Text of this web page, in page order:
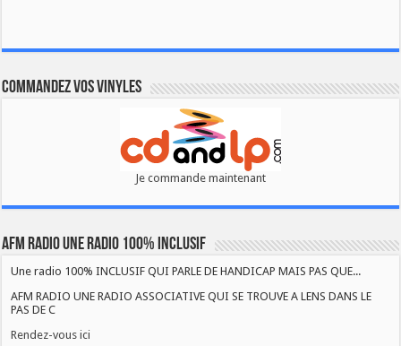
Commandez vos vinyles
Je commande maintenant
AFM RADIO UNE RADIO 100% INCLUSIF
Une radio 100% INCLUSIF QUI PARLE DE HANDICAP MAIS PAS QUE...
AFM RADIO UNE RADIO ASSOCIATIVE QUI SE TROUVE A LENS DANS LE
PAS DE C
Rendez-vous ici